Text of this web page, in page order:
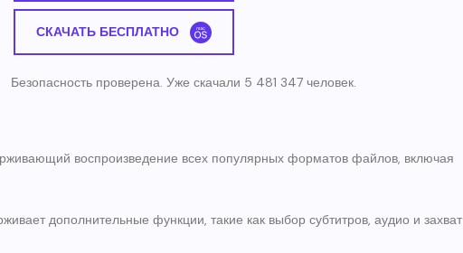
СКАЧАТЬ БЕСПЛАТНО
Безопасность проверена. Уже скачали 5 481 347 человек.
воспроизведение всех популярных форматов файлов, включая
дополнительные функции, такие как выбор субтитров, аудио и захват